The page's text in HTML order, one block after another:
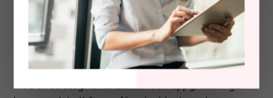
genomföra en uppgradering i rätt ögonblick kan öka
gammal utrustnings kapacitet och göra den mer
användbar under en längre tid. Med en genomtänkt
plan för livscykelhantering är det också möjligt att
spara mycket tid på att hantera hårdvarutillgångar.